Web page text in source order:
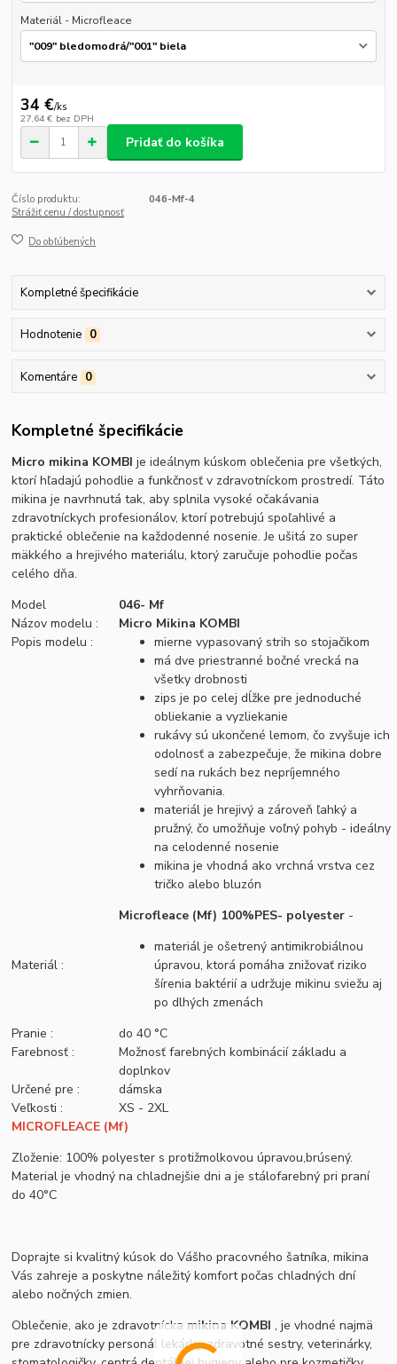
Materiál - Microfleace
34 €/ks
27,64 € bez DPH
Pridať do košíka
Číslo produktu:
046-Mf-4
Strážiť cenu / dostupnosť
Do obľúbených
Kompletné špecifikácie
Hodnotenie 0
Komentáre 0
Kompletné špecifikácie
Micro mikina KOMBIje ideálnym kúskom oblečenia pre všetkých,
ktorí hľadajú pohodlie a funkčnosť v zdravotníckom prostredí. Táto
mikina je navrhnutá tak, aby splnila vysoké očakávania
zdravotníckych profesionálov, ktorí potrebujú spoľahlivé a
praktické oblečenie na každodenné nosenie. Je ušitá zo super
mäkkého a hrejivého materiálu, ktorý zaručuje pohodlie počas
celého dňa.
Model
046- Mf
Názov modelu :
Micro Mikina KOMBI
Popis modelu :
mierne vypasovaný strih so stojačikom
má dve priestranné bočné vrecká na
všetky drobnosti
zips je po celej dĺžke pre jednoduché
obliekanie a vyzliekanie
rukávy sú ukončené lemom, čo zvyšuje ich
odolnosť a zabezpečuje, že mikina dobre
sedí na rukách bez nepríjemného
vyhrňovania.
materiál je hrejivý a zároveň ľahký a
pružný, čo umožňuje voľný pohyb - ideálny
na celodenné nosenie
mikina je vhodná ako vrchná vrstva cez
tričko alebo bluzón
Materiál :
Microfleace (Mf) 100%PES- polyester -
materiál je ošetrený antimikrobiálnou
úpravou, ktorá pomáha znižovať riziko
šírenia baktérií a udržuje mikinu sviežu aj
po dlhých zmenách
Pranie :
do 40 °C
Farebnosť :
Možnosť farebných kombinácií základu a
doplnkov
Určené pre :
dámska
Veľkosti :
XS - 2XL
MICROFLEACE (Mf)
Zloženie: 100% polyester s protižmolkovou úpravou,brúsený.
Material je vhodný na chladnejšie dni a je stálofarebný pri praní
do 40°C
Doprajte si kvalitný kúsok do Vášho pracovného šatníka, mikina
Vás zahreje a poskytne náležitý komfort počas chladných dní
alebo nočných zmien.
Oblečenie, ako je zdravotnícka mikina KOMBI , je vhodné najmä
pre zdravotnícky personál lekárky, zdravotné sestry, veterinárky,